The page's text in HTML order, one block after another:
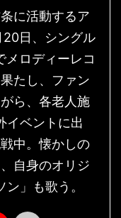
に活動するア
日、シングル
メロディーレコ
たし、ファン
ら、各老人施
イベントに出
中。懐かしの
自身のオリジ
」も歌う。